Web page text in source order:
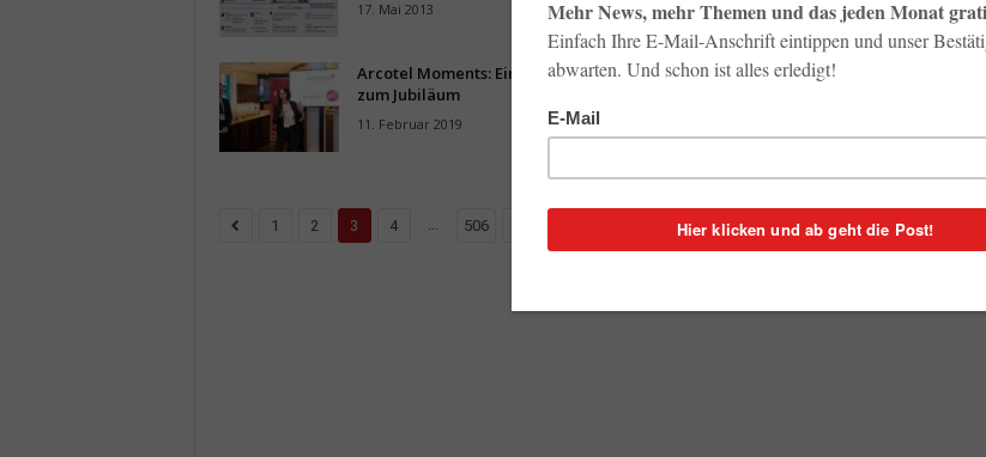
17. Mai 2013 5. März 2019
Arcotel Moments: Ein Buch
zum Jubiläum
11. Februar 2019
Flugverbot in EU für 120
1 2 3 4 ... 506 Seite 3 von 506